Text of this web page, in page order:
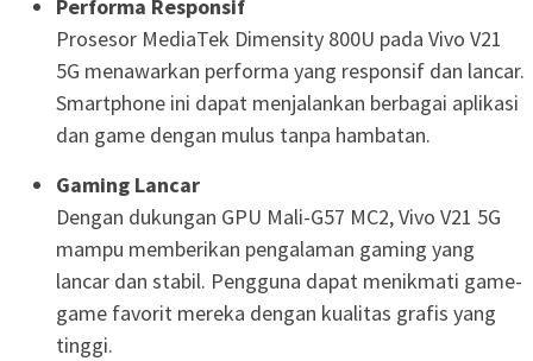
Performa Responsif
Prosesor MediaTek Dimensity 800U pada Vivo V21
5G menawarkan performa yang responsif dan lancar.
Smartphone ini dapat menjalankan berbagai aplikasi
dan game dengan mulus tanpa hambatan.
Gaming Lancar
Dengan dukungan GPU Mali-G57 MC2, Vivo V21 5G
mampu memberikan pengalaman gaming yang
lancar dan stabil. Pengguna dapat menikmati game-
game favorit mereka dengan kualitas grafis yang
tinggi.